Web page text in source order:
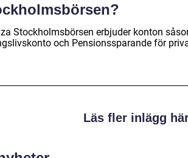
Stockholmsbörsen erbjuder konton
och Pensionssparande för
Läs fler inlägg